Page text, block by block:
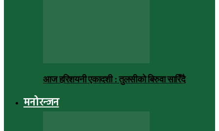
आज हरिशयनी एकादशी : तुलसीको बिरुवा सारिँदै
मनोरन्जन